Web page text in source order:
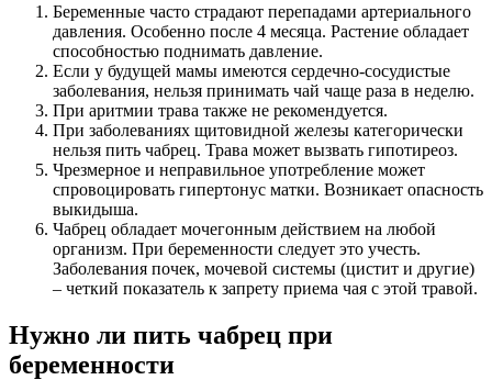
Беременные часто страдают перепадами артериального
давления. Особенно после 4 месяца. Растение обладает
способностью поднимать давление.
Если у будущей мамы имеются сердечно-сосудистые
заболевания, нельзя принимать чай чаще раза в неделю.
При аритмии трава также не рекомендуется.
При заболеваниях щитовидной железы категорически
нельзя пить чабрец. Трава может вызвать гипотиреоз.
Чрезмерное и неправильное употребление может
спровоцировать гипертонус матки. Возникает опасность
выкидыша.
Чабрец обладает мочегонным действием на любой
организм. При беременности следует это учесть.
Заболевания почек, мочевой системы (цистит и другие)
– четкий показатель к запрету приема чая с этой травой.
Нужно ли пить чабрец при
беременности